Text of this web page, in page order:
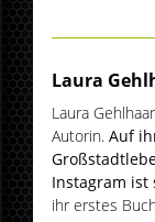
Laura
Laura
Autorin.Auf
Instagram ist
ihr erstes